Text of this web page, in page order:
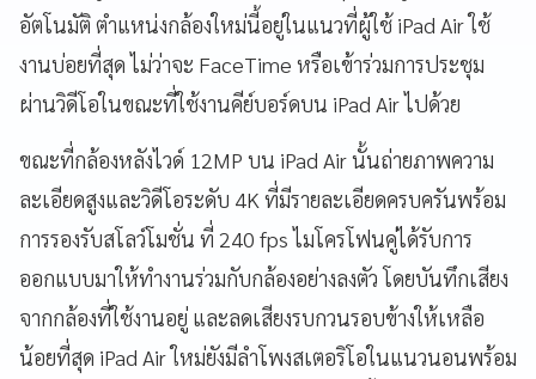
อัตโนมัติ ตำแหน่งกล้องใหม่นี้อยู่ในแนวที่ผู้ใช้ iPad Air ใช้
งานบ่อยที่สุด ไม่ว่าจะ FaceTime หรือเข้าร่วมการประชุม
ผ่านวิดีโอในขณะที่ใช้งานคีย์บอร์ดบน iPad Air ไปด้วย
ขณะที่กล้องหลังไวด์ 12MP บน iPad Air นั้นถ่ายภาพความ
ละเอียดสูงและวิดีโอระดับ 4K ที่มีรายละเอียดครบครันพร้อม
การรองรับสโลว์โมชั่น ที่ 240 fps ไมโครโฟนคู่ได้รับการ
ออกแบบมาให้ทำงานร่วมกับกล้องอย่างลงตัว โดยบันทึกเสียง
จากกล้องที่ใช้งานอยู่ และลดเสียงรบกวนรอบข้างให้เหลือ
น้อยที่สุด iPad Air ใหม่ยังมีลำโพงสเตอริโอในแนวนอนพร้อม